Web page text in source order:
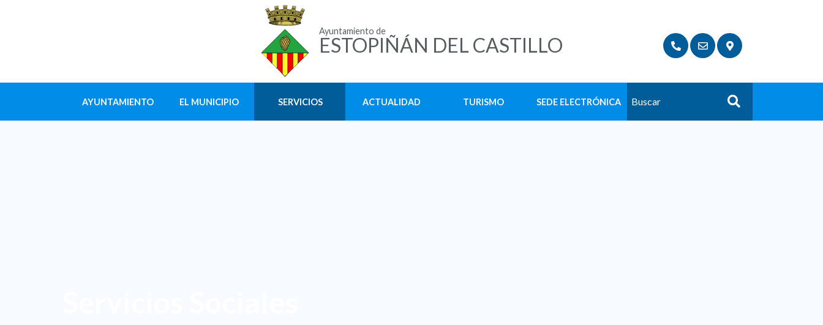
Ayuntamiento de
ESTOPIÑÁN DEL CASTILLO
AYUNTAMIENTO EL MUNICIPIO SERVICIOS ACTUALIDAD TURISMO SEDE ELECTRÓNICA Buscar